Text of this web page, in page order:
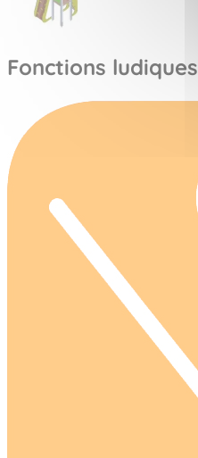
Fonctions ludiques